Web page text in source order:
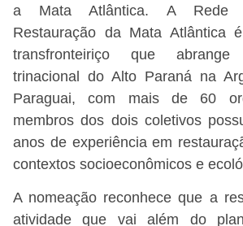
a Mata Atlântica. A Rede
Restauração da Mata Atlântica
transfronteiriço que
trinacional do Alto Paraná na
Paraguai, com mais de 60
membros dos dois coletivos
anos de experiência em
contextos socioeconômicos e
A nomeação reconhece que a
atividade que vai além do